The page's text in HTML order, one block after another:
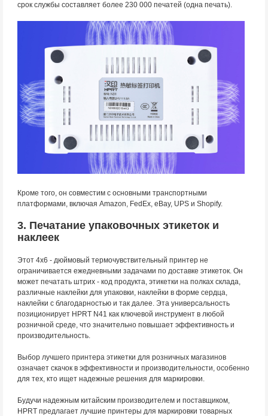
срок службы составляет более 230 000 печатей (одна печать).
Кроме того, он совместим с основными транспортными
платформами, включая Amazon, FedEx, eBay, UPS и Shopify.
3. Печатание упаковочных этикеток и
наклеек
Этот 4x6 - дюймовый термочувствительный принтер не
ограничивается ежедневными задачами по доставке этикеток. Он
может печатать штрих - код продукта, этикетки на полках склада,
различные наклейки для упаковки, наклейки в форме сердца,
наклейки с благодарностью и так далее. Эта универсальность
позиционирует HPRT N41 как ключевой инструмент в любой
розничной среде, что значительно повышает эффективность и
производительность.
Выбор лучшего принтера этикетки для розничных магазинов
означает скачок в эффективности и производительности, особенно
для тех, кто ищет надежные решения для маркировки.
Будучи надежным китайским производителем и поставщиком,
HPRT предлагает лучшие принтеры для маркировки товарных